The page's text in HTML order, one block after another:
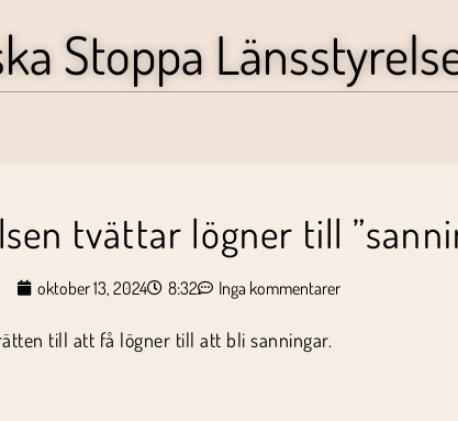
Stoppa
tvättar lögner till
oktober 13, 2024 8:32 Inga kommentarer
till att få lögner till att bli sanningar.